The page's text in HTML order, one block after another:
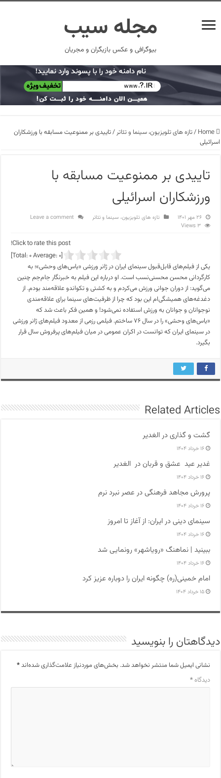
مجله سیب
بیوگرافی و عکس بازیگران و مجریان
Home
/تازه های تلویزیون، سینما و تئاتر /تاییدی بر ممنوعیت مسابقه با ورزشکاران
اسرائیلی
تاییدی بر ممنوعیت مسابقه با
ورزشکاران اسرائیلی
۲۶ مهر ۱۴۰۱ تازه های تلویزیون، سینما و تئاتر
Leave a comment
3 Views
Click to rate this post!
[Total:
0Average: 0
]
یکی از فیلم‌های قابل‌قبول سینمای ایران در ژانر ورزشی «یاس‌های وحشی»؛ به
کارگردانی محسن محسنی‌نسب است. او درباره این فیلم به خبرنگار جام‌جم چنین
می‌گوید: از دوران جوانی ورزش می‌کردم و به کشتی و تکواندو علاقه‌مند بودم. از
دغدغه‌های همیشگی‌ام این بود که چرا از ظرفیت‌های سینما برای علاقه‌مندی
نوجوانان و جوانان به ورزش استفاده نمی‌شود! و همین فکر باعث شد که
«یاس‌های وحشی» را در سال ۷۶ ساختم. فیلمی رزمی از معدود فیلم‌های ژانر ورزشی
در سینمای ایران که توانست در اکران عمومی در میان فیلم‌های پرفروش سال قرار
بگیرد.
Related Articles
گشت و گذاری در الغدیر
۱۶ خرداد ۱۴۰۴
غدیر عید عشق و قربان در الغدیر
۱۶ خرداد ۱۴۰۴
پرورش مجاهد فرهنگی در عصر نبرد نرم
۱۶ خرداد ۱۴۰۴
سینمای دینی در ایران: از آغاز تا امروز
۱۶ خرداد ۱۴۰۴
ببینید | نماهنگ «رویاشهر» رونمایی شد
۱۶ خرداد ۱۴۰۴
امام خمینی(ره) چگونه ایران را دوباره عزیز کرد
۱۵ خرداد ۱۴۰۴
دیدگاهتان را بنویسید
نشانی ایمیل شما منتشر نخواهد شد. بخش‌های موردنیاز علامت‌گذاری شده‌اند*
دیدگاه*